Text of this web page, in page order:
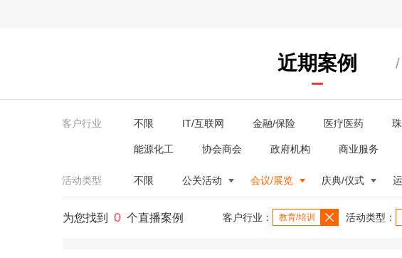
近期案例 /
客户行业 不限 IT/互联网 金融/保险 医疗医药
能源化工 协会商会 政府机构 商业服务
活动类型 不限 公关活动 会议/展览 庆典/仪式
为您找到 0 个直播案例 客户行业： 教育/培训 活动类型：